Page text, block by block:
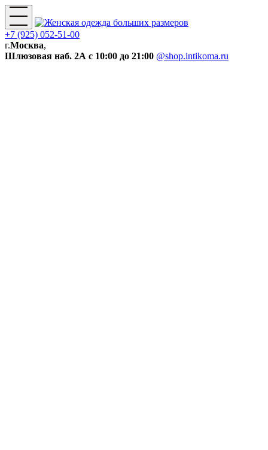
+7 (925) 052-51-00
г.Москва,
Шлюзовая наб. 2А с 10:00 до 21:00 @shop.intikoma.ru